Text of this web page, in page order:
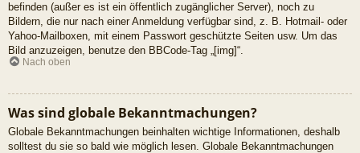
befinden (außer es ist ein öffentlich zugänglicher Server), noch zu
Bildern, die nur nach einer Anmeldung verfügbar sind, z. B. Hotmail- oder
Yahoo-Mailboxen, mit einem Passwort geschützte Seiten usw. Um das
Bild anzuzeigen, benutze den BBCode-Tag „[img]“.
Nach oben
Was sind globale Bekanntmachungen?
Globale Bekanntmachungen beinhalten wichtige Informationen, deshalb
solltest du sie so bald wie möglich lesen. Globale Bekanntmachungen